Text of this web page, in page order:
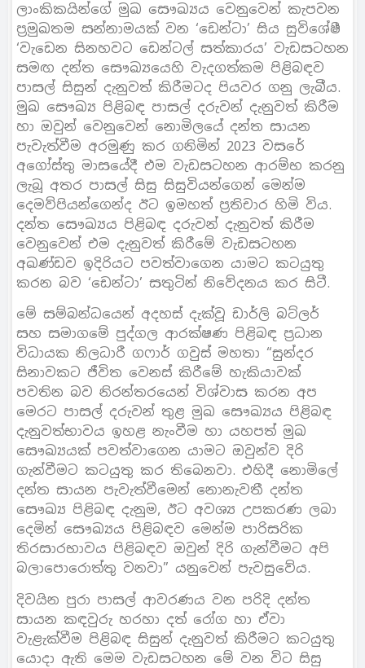
ලාංකිකයින්ගේ මුඛ සෞඛ්‍යය වෙනුවෙන් කැපවන
ප්‍රමුඛතම සන්නාමයක් වන ‘ඩෙන්ටා’ සිය සුවිශේෂී
‘වැඩෙන සිනහවට ඩෙන්ටල් සත්කාරය’ වැඩසටහන
සමඟ දන්ත සෞඛ්‍යයෙහි වැදගත්කම පිළිබඳව
පාසල් සිසුන් දැනුවත් කිරීමටද පියවර ගනු ලැබීය.
මුඛ සෞඛ්‍ය පිළිබඳ පාසල් දරුවන් දැනුවත් කිරීම
හා ඔවුන් වෙනුවෙන් නොමිලයේ දන්ත සායන
පැවැත්වීම අරමුණු කර ගනිමින් 2023 වසරේ
අගෝස්තු මාසයේදී එම වැඩසටහන ආරම්භ කරනු
ලැබූ අතර පාසල් සිසු සිසුවියන්ගෙන් මෙන්ම
දෙමව්පියන්ගෙන්ද ඊට ඉමහත් ප්‍රතිචාර හිමි විය.
දන්ත සෞඛ්‍යය පිළිබඳ දරුවන් දැනුවත් කිරීම
වෙනුවෙන් එම දැනුවත් කිරීමේ වැඩසටහන
අඛණ්ඩව ඉදිරියට පවත්වාගෙන යාමට කටයුතු
කරන බව ‘ඩෙන්ටා’ සතුටින් නිවේදනය කර සිටී.
මේ සම්බන්ධයෙන් අදහස් දැක්වූ ඩාර්ලි බට්ලර්
සහ සමාගමේ පුද්ගල ආරක්ෂණ පිළිබඳ ප්‍රධාන
විධායක නිලධාරී ගෆාර් ගවුස් මහතා “සුන්දර
සිනාවකට ජීවිත වෙනස් කිරීමේ හැකියාවක්
පවතින බව නිරන්තරයෙන් විශ්වාස කරන අප
මෙරට පාසල් දරුවන් තුළ මුඛ සෞඛ්‍යය පිළිබඳ
දැනුවත්භාවය ඉහළ නැංවීම හා යහපත් මුඛ
සෞඛ්‍යයක් පවත්වාගෙන යාමට ඔවුන්ව දිරි
ගැන්වීමට කටයුතු කර තිබෙනවා. එහිදී නොමිලේ
දන්ත සායන පැවැත්වීමෙන් නොනැවතී දන්ත
සෞඛ්‍ය පිළිබඳ දැනුම, ඊට අවශ්‍ය උපකරණ ලබා
දෙමින් සෞඛ්‍යය පිළිබඳව මෙන්ම පාරිසරික
තිරසාරභාවය පිළිබඳව ඔවුන් දිරි ගැන්වීමට අපි
බලාපොරොත්තු වනවා” යනුවෙන් පැවසුවේය.
දිවයින පුරා පාසල් ආවරණය වන පරිදි දන්ත
සායන කඳවුරු හරහා දත් රෝග හා ඒවා
වැළැක්වීම පිළිබඳ සිසුන් දැනුවත් කිරීමට කටයුතු
යොදා ඇති මෙම වැඩසටහන මේ වන විට සිසු